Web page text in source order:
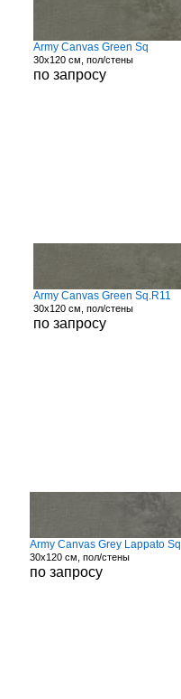
Army Canvas Green Sq
30x120 см, пол/стены
по запросу
Army Canvas Green Sq.R11
30x120 см, пол/стены
по запросу
Army Canvas Grey Lappato Sq
30x120 см, пол/стены
по запросу